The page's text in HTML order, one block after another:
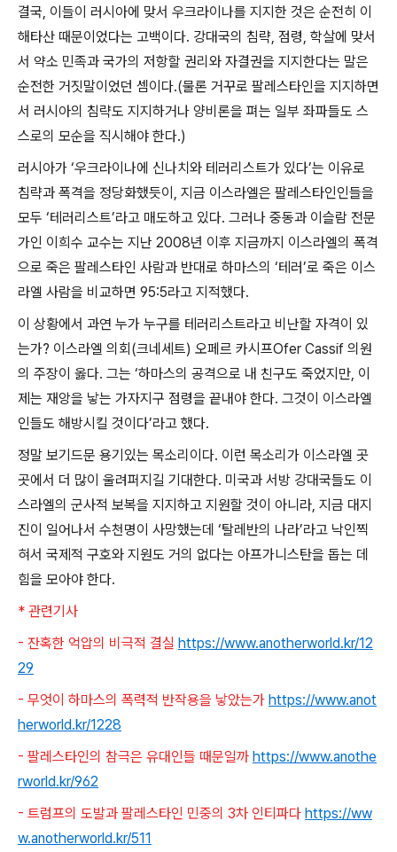
결국, 이들이 러시아에 맞서 우크라이나를 지지한 것은 순전히 이
해타산 때문이었다는 고백이다. 강대국의 침략, 점령, 학살에 맞서
서 약소 민족과 국가의 저항할 권리와 자결권을 지지한다는 말은
순전한 거짓말이었던 셈이다.(물론 거꾸로 팔레스타인을 지지하면
서 러시아의 침략도 지지하거나 양비론을 펴는 일부 좌파들도 스
스로의 모순을 직시해야 한다.)
러시아가 ‘우크라이나에 신나치와 테러리스트가 있다’는 이유로
침략과 폭격을 정당화했듯이 , 지금 이스라엘은 팔레스타인인들을
모두 ‘테러리스트’라고 매도하고 있다. 그러나 중동과 이슬람 전문
가인 이희수 교수는 지난 2008년 이후 지금까지 이스라엘의 폭격
으로 죽은 팔레스타인 사람과 반대로 하마스의 ‘테러’로 죽은 이스
라엘 사람을 비교하면 95:5라고 지적했다.
이 상황에서 과연 누가 누구를 테러리스트라고 비난할 자격이 있
는가? 이스라엘 의회 (크네세트) 오페르 카시프Ofer Cassif 의원
의 주장이 옳다. 그는 ‘하마스의 공격으로 내 친구도 죽었지만, 이
제는 재앙을 낳는 가자지구 점령을 끝내야 한다. 그것이 이스라엘
인들도 해방시킬 것이다’라고 했다.
정말 보기드문 용기있는 목소리이다. 이런 목소리가 이스라엘 곳
곳에서 더 많이 울려퍼지길 기대한다. 미국과 서방 강대국들도 이
스라엘의 군사적 보복을 지지하고 지원할 것이 아니라, 지금 대지
진이 일어나서 수천명이 사망했는데 ‘탈레반의 나라’라고 낙인찍
혀서 국제적 구호와 지원도 거의 없다는 아프가니스탄을 돕는 데
힘을 모아야 한다.
* 관련기사
- 잔혹한 억압의 비극적 결실 https://www.anotherworld.kr/12
29
- 무엇이 하마스의 폭력적 반작용을 낳았는가 https://www.anot
herworld.kr/1228
- 팔레스타인의 참극은 유대인들 때문일까 https://www.anothe
rworld.kr/962
- 트럼프의 도발과 팔레스타인 민중의 3차 인티파다 https://ww
w.anotherworld.kr/511